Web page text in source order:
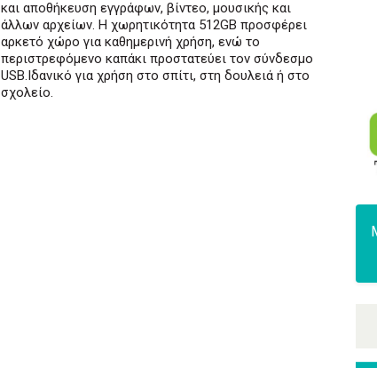
και αποθήκευση εγγράφων, βίντεο, μουσικής και
άλλων αρχείων. Η χωρητικότητα 512GB προσφέρει
αρκετό χώρο για καθημερινή χρήση, ενώ το
περιστρεφόμενο καπάκι προστατεύει τον σύνδεσμο
USB.Ιδανικό για χρήση στο σπίτι, στη δουλειά ή στο
σχολείο.